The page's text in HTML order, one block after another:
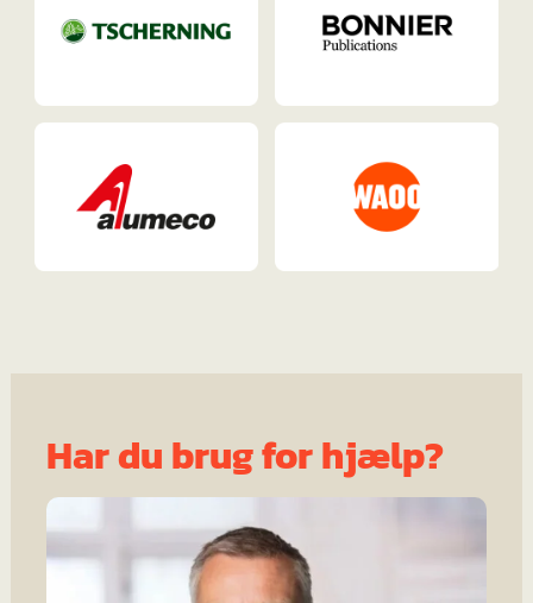
Har du brug for hjælp?